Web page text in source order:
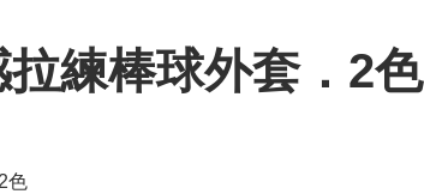
練棒球外套．2色
色